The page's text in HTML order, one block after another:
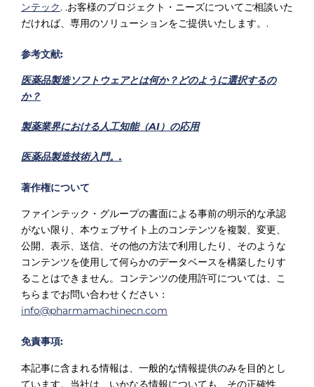
ンテック. .お客様のプロジェクト・ニーズについてご相談いた
だければ、専用のソリューションをご提供いたします。.
参考文献:
医薬品製造ソフトウェアとは何か？どのように選択するの
か？
製薬業界における人工知能（AI）の応用
医薬品製造技術入門。.
著作権について
ファインテック・グループの書面による事前の明示的な承認
がない限り、本ウェブサイト上のコンテンツを複製、変更、
公開、表示、送信、その他の方法で利用したり、そのような
コンテンツを使用して何らかのデータベースを構築したりす
ることはできません。コンテンツの使用許可については、こ
ちらまでお問い合わせください：
info@pharmamachinecn.com
免責事項:
本記事に含まれる情報は、一般的な情報提供のみを目的とし
ています。当社は、いかなる情報についても、その正確性、